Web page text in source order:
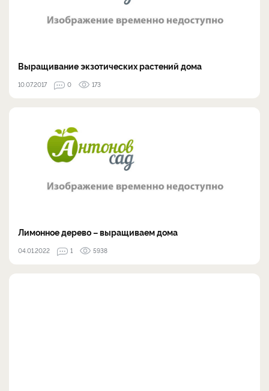
Выращивание экзотических растений дома
10.07.2017 0 173
Лимонное дерево – выращиваем дома
04.01.2022 1 5938